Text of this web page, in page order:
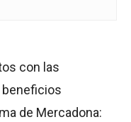
con las
de Mercadona: